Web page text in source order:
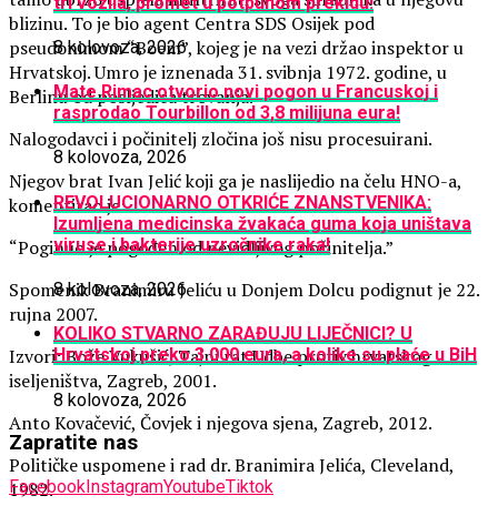
blizinu. To je bio agent Centra SDS Osijek pod
pseudonimom “Boem”, kojeg je na vezi držao inspektor u
Hrvatskoj. Umro je iznenada 31. svibnja 1972. godine, u
Berlinu od posljedica trovanja.
Nalogodavci i počinitelj zločina još nisu procesuirani.
Njegov brat Ivan Jelić koji ga je naslijedio na čelu HNO-a,
komentirao je:
“Poginuo je pogođen od nevidljivog počinitelja.”
Spomenik Branimiru Jeliću u Donjem Dolcu podignut je 22.
rujna 2007.
Izvori: Bože Vukušić, Tajni rat Udbe protiv hrvatskog
iseljeništva, Zagreb, 2001.
Anto Kovačević, Čovjek i njegova sjena, Zagreb, 2012.
Političke uspomene i rad dr. Branimira Jelića, Cleveland,
1982.
8 kolovoza, 2026
Mate Rimac otvorio novi pogon u Francuskoj i
rasprodao Tourbillon od 3,8 milijuna eura!
8 kolovoza, 2026
REVOLUCIONARNO OTKRIĆE ZNANSTVENIKA:
Izumljena medicinska žvakaća guma koja uništava
viruse i bakterije uzročnike raka!
8 kolovoza, 2026
KOLIKO STVARNO ZARAĐUJU LIJEČNICI? U
Hrvatskoj preko 3.000 eura, a kolike su plaće u BiH
8 kolovoza, 2026
Zapratite nas
FacebookInstagramYoutubeTiktok